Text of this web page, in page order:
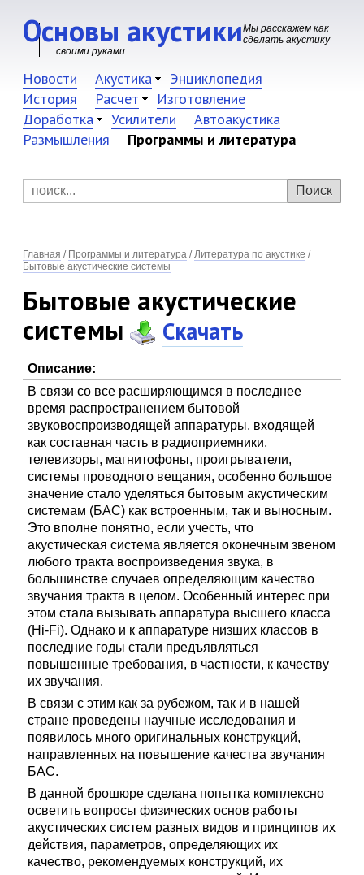
Основы акустикиМы расскажем как
сделать акустику
своими руками
Новости Акустика
Энциклопедия
История
Расчет
Изготовление
Доработка
Усилители
Автоакустика
Размышления
Программы и литература
Главная / Программы и литература / Литература по акустике /
Бытовые акустические системы
Бытовые акустические
системы
Скачать
Описание:
В связи со все расширяющимся в последнее
время распространением бытовой
звуковоспроизводящей аппаратуры, входящей
как составная часть в радиоприемники,
телевизоры, магнитофоны, проигрыватели,
системы проводного вещания, особенно большое
значение стало уделяться бытовым акустическим
системам (БАС) как встроенным, так и выносным.
Это вполне понятно, если учесть, что
акустическая система является оконечным звеном
любого тракта воспроизведения звука, в
большинстве случаев определяющим качество
звучания тракта в целом. Особенный интерес при
этом стала вызывать аппаратура высшего класса
(Hi-Fi). Однако и к аппаратуре низших классов в
последние годы стали предъявляться
повышенные требования, в частности, к качеству
их звучания.
В связи с этим как за рубежом, так и в нашей
стране проведены научные исследования и
появилось много оригинальных конструкций,
направленных на повышение качества звучания
БАС.
В данной брошюре сделана попытка комплексно
осветить вопросы физических основ работы
акустических систем разных видов и принципов их
действия, параметров, определяющих их
качество, рекомендуемых конструкций, их